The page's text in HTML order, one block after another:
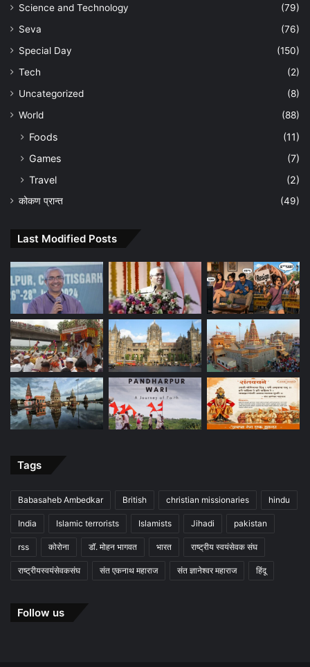
Science and Technology
(79)
Seva
(76)
Special Day
(150)
Tech
(2)
Uncategorized
(8)
World
(88)
Foods
(11)
Games
(7)
Travel
(2)
कोकण प्रान्त (49)
Last Modified Posts
Tags
Babasaheb Ambedkar British christian missionaries hindu
India Islamic terrorists Islamists Jihadi pakistan
rss कोरोना डॉ. मोहन भागवत भारत राष्ट्रीय स्वयंसेवक संघ
राष्ट्रीयस्वयंसेवकसंघ संत एकनाथ महाराज संत ज्ञानेश्वर महाराज हिंदू
Follow us